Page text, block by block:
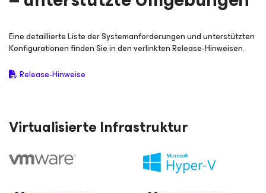
Eine detaillierte Liste der Systemanforderungen und unterstützten
Konfigurationen finden Sie in den verlinkten Release-Hinweisen.
Release-Hinweise
Virtualisierte Infrastruktur